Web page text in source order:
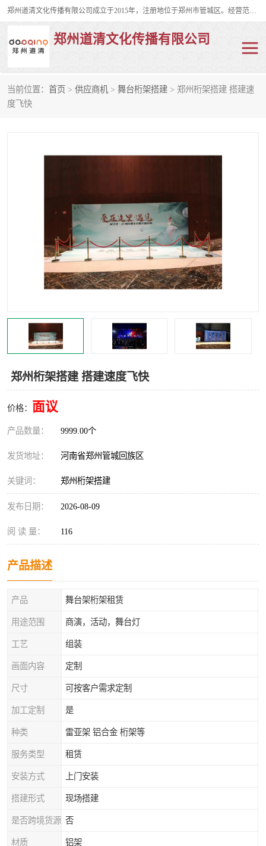
郑州道清文化传播有限公司成立于2015年，注册地位于郑州市管城区。经营范围包括会议及展览服务、庆典礼仪策划、企业形象策划、企业管理咨询、计算机图文设计、制作等。主要产品服务有：舞台桁架搭建，背景板搭建，灯光音响，雷亚舞台搭建、龙门架搭建、会议桌椅租赁、灯光音响租赁、空飘出租、气柱拱门租赁、喷绘写真制作、kt板制作。
郑州道清文化传播有限公司
当前位置： 首页 > 供应商机 > 舞台桁架搭建 > 郑州桁架搭建 搭建速
度飞快
郑州桁架搭建 搭建速度飞快
价格： 面议
产品数量： 9999.00个
发货地址： 河南省郑州管城回族区
关键词： 郑州桁架搭建
发布日期： 2026-08-09
阅 读 量： 116
产品描述
产品 舞台架桁架租赁
用途范围 商演，活动，舞台灯
工艺 组装
画面内容 定制
尺寸 可按客户需求定制
加工定制 是
种类 雷亚架 铝合金 桁架等
服务类型 租赁
安装方式 上门安装
搭建形式 现场搭建
是否跨境货源 否
材质 铝架
舞台桁架搭建
雷亚舞台搭建
龙门架搭建 会议桌椅租赁
灯光音响租赁 空飘出租